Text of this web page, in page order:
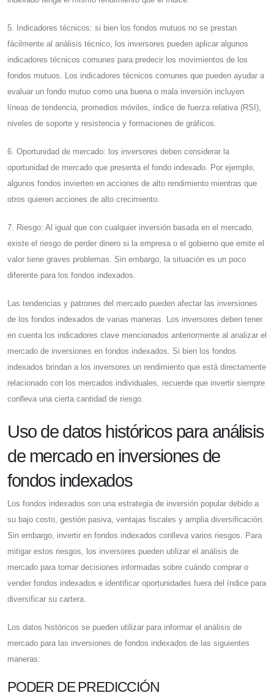
5. Indicadores técnicos: si bien los fondos mutuos no se prestan
fácilmente al análisis técnico, los inversores pueden aplicar algunos
indicadores técnicos comunes para predecir los movimientos de los
fondos mutuos. Los indicadores técnicos comunes que pueden ayudar a
evaluar un fondo mutuo como una buena o mala inversión incluyen
líneas de tendencia, promedios móviles, índice de fuerza relativa (RSI),
niveles de soporte y resistencia y formaciones de gráficos.
6. Oportunidad de mercado: los inversores deben considerar la
oportunidad de mercado que presenta el fondo indexado. Por ejemplo,
algunos fondos invierten en acciones de alto rendimiento mientras que
otros quieren acciones de alto crecimiento.
7. Riesgo: Al igual que con cualquier inversión basada en el mercado,
existe el riesgo de perder dinero si la empresa o el gobierno que emite el
valor tiene graves problemas. Sin embargo, la situación es un poco
diferente para los fondos indexados.
Las tendencias y patrones del mercado pueden afectar las inversiones
de los fondos indexados de varias maneras. Los inversores deben tener
en cuenta los indicadores clave mencionados anteriormente al analizar el
mercado de inversiones en fondos indexados. Si bien los fondos
indexados brindan a los inversores un rendimiento que está directamente
relacionado con los mercados individuales, recuerde que invertir siempre
conlleva una cierta cantidad de riesgo.
Uso de datos históricos para análisis
de mercado en inversiones de
fondos indexados
Los fondos indexados son una estrategia de inversión popular debido a
su bajo costo, gestión pasiva, ventajas fiscales y amplia diversificación.
Sin embargo, invertir en fondos indexados conlleva varios riesgos. Para
mitigar estos riesgos, los inversores pueden utilizar el análisis de
mercado para tomar decisiones informadas sobre cuándo comprar o
vender fondos indexados e identificar oportunidades fuera del índice para
diversificar su cartera.
Los datos históricos se pueden utilizar para informar el análisis de
mercado para las inversiones de fondos indexados de las siguientes
maneras:
PODER DE PREDICCIÓN